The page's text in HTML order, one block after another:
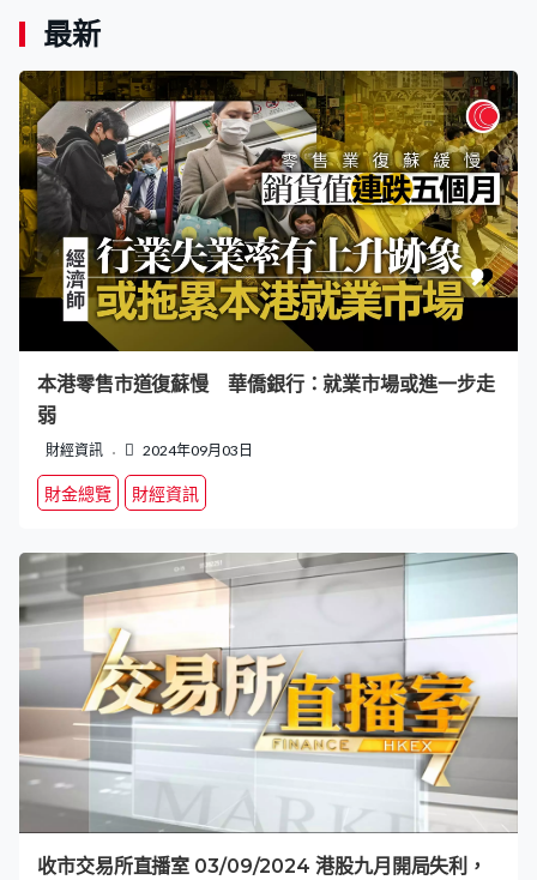
最新
本港零售市道復蘇慢 華僑銀行：就業市場或進一步走
弱
財經資訊 2024年09月03日
財金總覽 財經資訊
收市交易所直播室 03/09/2024 港股九月開局失利，